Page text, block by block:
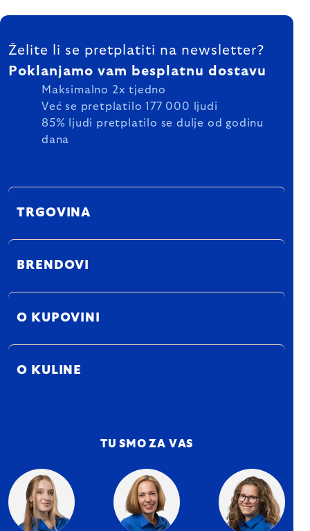
FOOTER
Želite li se pretplatiti na newsletter?
Poklanjamo vam besplatnu dostavu
Maksimalno 2x tjedno
Već se pretplatilo 177 000 ljudi
85% ljudi pretplatilo se dulje od godinu
dana
TRGOVINA
BRENDOVI
O KUPOVINI
O KULINE
TU SMO ZA VAS